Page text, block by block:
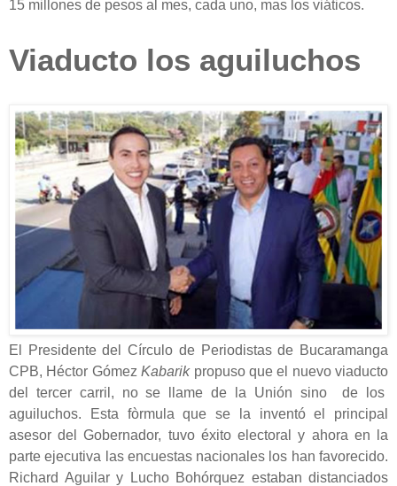
15 millones de pesos al mes, cada uno, mas los viáticos.
Viaducto los aguiluchos
El Presidente del Círculo de Periodistas de Bucaramanga
CPB, Héctor GómezKabarikpropuso que el nuevo viaducto
del tercer carril, no se llame de la Unión sino de los
aguiluchos. Esta fòrmula que se la inventó el principal
asesor del Gobernador, tuvo éxito electoral y ahora en la
parte ejecutiva las encuestas nacionales los han favorecido.
Richard Aguilar y Lucho Bohórquez estaban distanciados